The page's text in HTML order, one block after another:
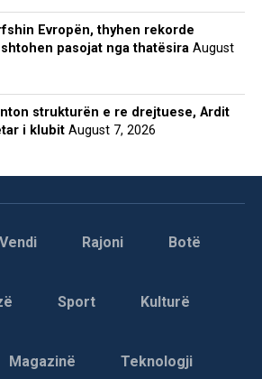
Evropën, thyhen rekorde
pasojat nga thatësira August
strukturën e re drejtuese, Ardit
i klubit August 7, 2026
Vendi Rajoni Botë
Sport Kulturë
Magazinë Teknologji